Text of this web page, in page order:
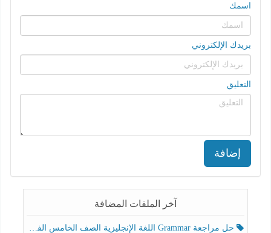
اسمك
بريدك الإلكتروني
التعليق
إضافة
آخر الملفات المضافة
حل مراجعة Grammar اللغة الإنجليزية الصف الخامس الفصل الثالث